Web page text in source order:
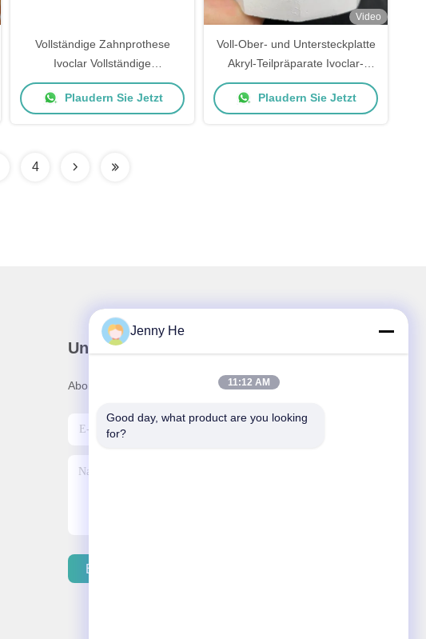
Vollständige Zahnprothese
Ivoclar Vollständige
Zahnprothese Acrylzähne SDL
Zahnlabor
Plaudern Sie Jetzt
Video
Voll-Ober- und Untersteckplatte
Akryl-Teilpräparate Ivoclar-
Zähne Rosa Gummi
Plaudern Sie Jetzt
4
Unser Newsletter
Abonnieren Sie unseren Newsletter für Rabatte und mehr.
E-Mail Senden
Jenny He
11:12 AM
Good day, what product are you looking
for?